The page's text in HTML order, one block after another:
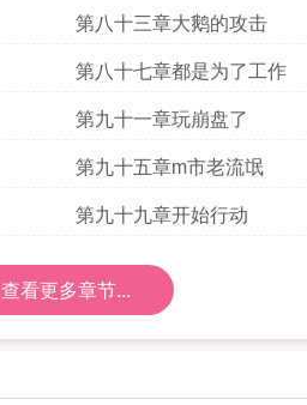
第八十三章大鹅的攻击
第八十七章都是为了工作
第九十一章玩崩盘了
第九十五章m市老流氓
第九十九章开始行动
查看更多章节...